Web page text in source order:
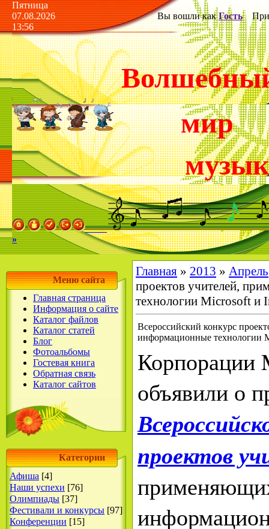
Пятница
07.08.2026
13:56
Вы вошли как Гость
мир
»
Меню сайта
Главная страница
Информация о сайте
Каталог файлов
Каталог статей
Блог
Фотоальбомы
Гостевая книга
Обратная связь
Каталог сайтов
Категории
Афиша [4]
Наши успехи [76]
Олимпиады [37]
Фестивали и конкурсы [97]
Конференции [15]
Главная » 2013 » Апрель
проектов учителей,
технологии Microsoft и
Всероссийский конкурс
информационные технологии
Корпорации
объявили о
проектов